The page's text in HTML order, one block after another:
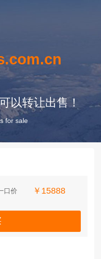
以转让出售！
for sale
口价 ￥15888